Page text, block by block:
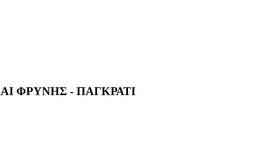
ΦΡΥΝΗΣ - ΠΑΓΚΡΑΤΙ